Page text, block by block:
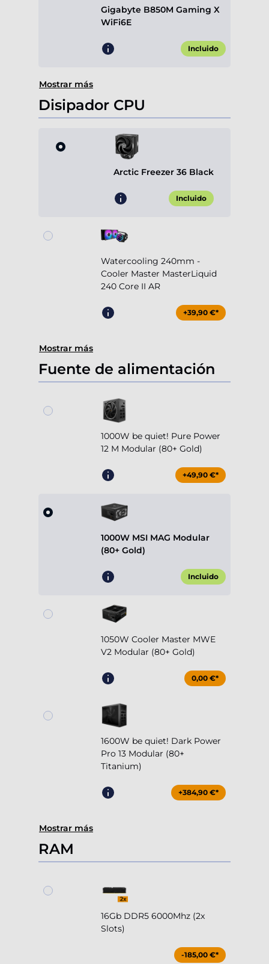
Gigabyte B850M Gaming X
WiFi6E
Incluido
Mostrar más
Disipador CPU
Arctic Freezer 36 Black
Incluido
Watercooling 240mm -
Cooler Master MasterLiquid
240 Core II AR
+39,90 €*
Mostrar más
Fuente de alimentación
1000W be quiet! Pure Power
12 M Modular (80+ Gold)
+49,90 €*
1000W MSI MAG Modular
(80+ Gold)
Incluido
1050W Cooler Master MWE
V2 Modular (80+ Gold)
0,00 €*
1600W be quiet! Dark Power
Pro 13 Modular (80+
Titanium)
+384,90 €*
Mostrar más
RAM
16Gb DDR5 6000Mhz (2x
Slots)
-185,00 €*